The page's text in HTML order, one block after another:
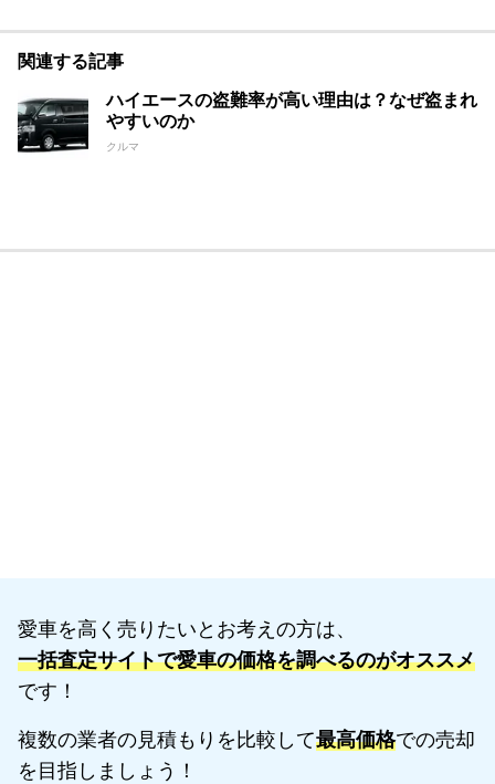
関連する記事
ハイエースの盗難率が高い理由は？なぜ盗まれ
やすいのか
クルマ
愛車を高く売りたいとお考えの方は、
一括査定サイトで愛車の価格を調べるのがオススメ
です！
複数の業者の見積もりを比較して最高価格での売却
を目指しましょう！